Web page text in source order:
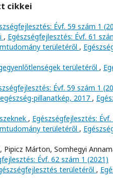
cikkei
Évf. 59 szám 1
, Egészségfejlesztés: Évf. 61
területéről ,
területéről ,
Évf. 59 szám 1
pillanatkép, 2017 ,
, Egészségfejlesztés:
területéről ,
Pipicz Márton, Somhegyi
Évf. 62 szám 1 (2021)
területéről ,